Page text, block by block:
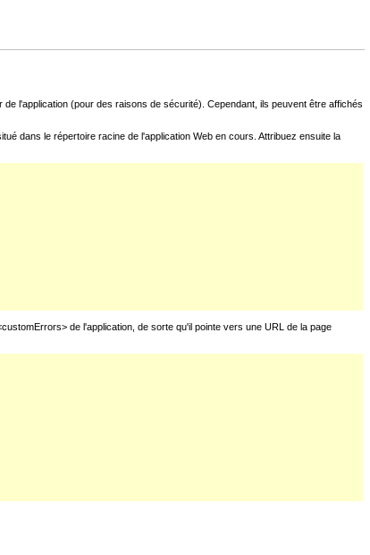
l'application (pour des raisons de sécurité). Cependant, ils peuvent être affichés
dans le répertoire racine de l'application Web en cours. Attribuez ensuite la
de l'application, de sorte qu'il pointe vers une URL de la page